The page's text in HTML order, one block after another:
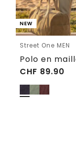
NEW
Street One MEN
CHF 89.90